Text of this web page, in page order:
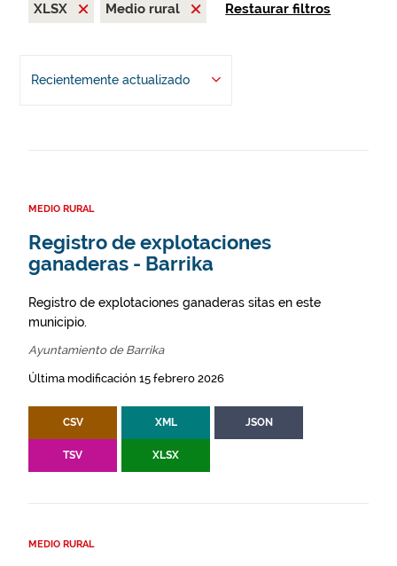
XLSX
Medio rural Restaurar filtros
Recientemente actualizado
MEDIO RURAL
Registro de explotaciones
ganaderas - Barrika
Registro de explotaciones ganaderas sitas en este
municipio.
Ayuntamiento de Barrika
Última modificación 15 febrero 2026
CSV XML JSON
TSV XLSX
MEDIO RURAL